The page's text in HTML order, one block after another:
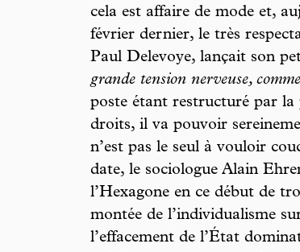
cela est affaire de mode et,
février dernier, le très
Paul Delevoye, lançait son
grande tension nerveuse,
poste étant restructuré par la
droits, il va pouvoir
n’est pas le seul à vouloir
date, le sociologue Alain
l’Hexagone en ce début de
montée de l’individualisme
l’effacement de l’État